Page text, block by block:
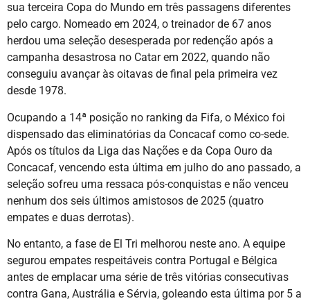
sua terceira Copa do Mundo em três passagens diferentes
pelo cargo. Nomeado em 2024, o treinador de 67 anos
herdou uma seleção desesperada por redenção após a
campanha desastrosa no Catar em 2022, quando não
conseguiu avançar às oitavas de final pela primeira vez
desde 1978.
Ocupando a 14ª posição no ranking da Fifa, o México foi
dispensado das eliminatórias da Concacaf como co-sede.
Após os títulos da Liga das Nações e da Copa Ouro da
Concacaf, vencendo esta última em julho do ano passado, a
seleção sofreu uma ressaca pós-conquistas e não venceu
nenhum dos seis últimos amistosos de 2025 (quatro
empates e duas derrotas).
No entanto, a fase de El Tri melhorou neste ano. A equipe
segurou empates respeitáveis contra Portugal e Bélgica
antes de emplacar uma série de três vitórias consecutivas
contra Gana, Austrália e Sérvia, goleando esta última por 5 a